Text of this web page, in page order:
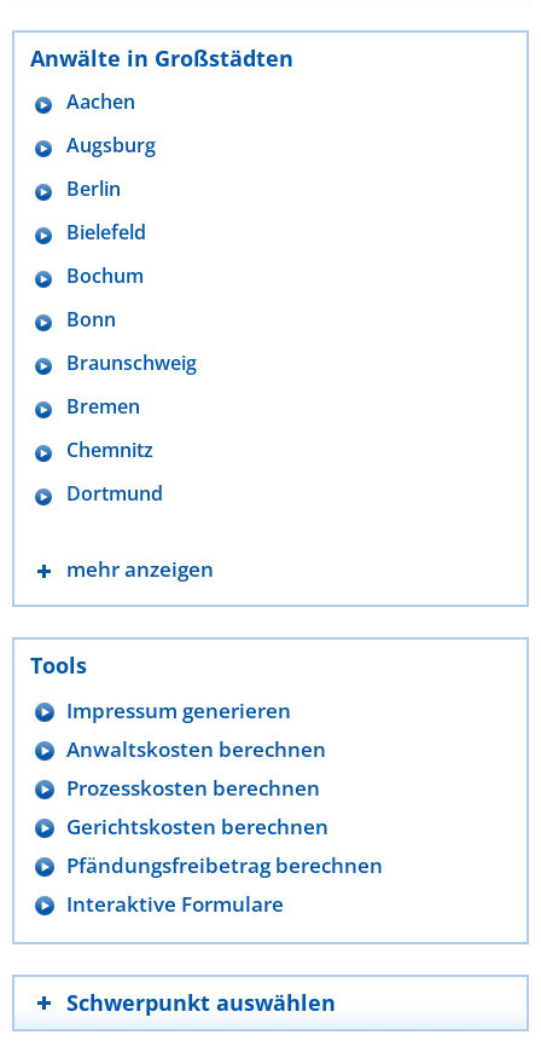
Anwälte in Großstädten
Aachen
Augsburg
Berlin
Bielefeld
Bochum
Bonn
Braunschweig
Bremen
Chemnitz
Dortmund
mehr anzeigen
Tools
Impressum generieren
Anwaltskosten berechnen
Prozesskosten berechnen
Gerichtskosten berechnen
Pfändungsfreibetrag berechnen
Interaktive Formulare
Schwerpunkt auswählen